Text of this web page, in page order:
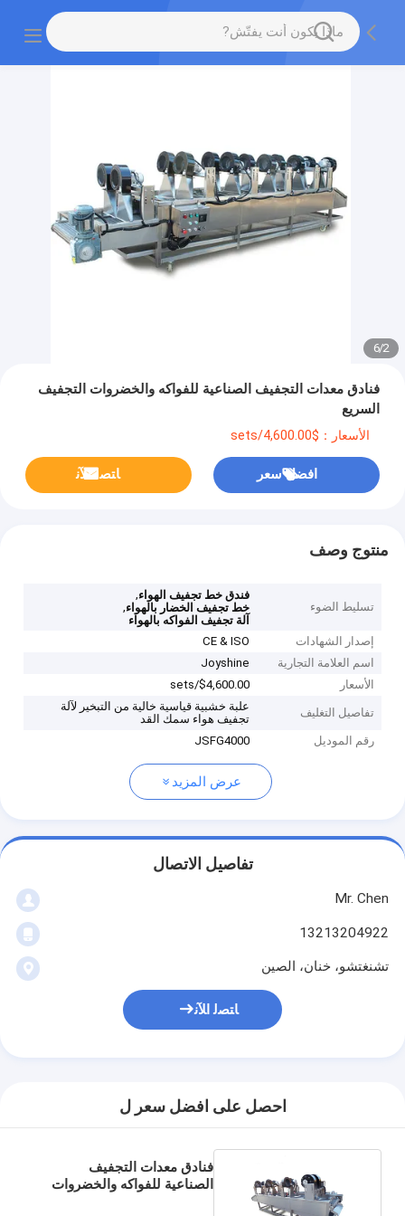
2
/
6
فنادق معدات التجفيف الصناعية للفواكه والخضروات التجفيف
السريع
الأسعار：$4,600.00/sets
افضل سعر ﺎﺘﺼﻟ ﺍﻶﻧ
منتوج وصف
تسليط الضوء
فندق خط تجفيف الهواء,
خط تجفيف الخضار بالهواء,
آلة تجفيف الفواكه بالهواء
إصدار الشهادات
CE & ISO
اسم العلامة التجارية
Joyshine
الأسعار
$4,600.00/sets
تفاصيل التغليف
علبة خشبية قياسية خالية من التبخير لآلة
تجفيف هواء سمك القد
رقم الموديل
JSFG4000
عرض المزيد
تفاصيل الاتصال
Mr. Chen
13213204922
تشنغتشو، خنان، الصين
ﺎﺘﺼﻟ ﺍﻶﻧ
احصل على افضل سعر ل
فنادق معدات التجفيف
الصناعية للفواكه والخضروات